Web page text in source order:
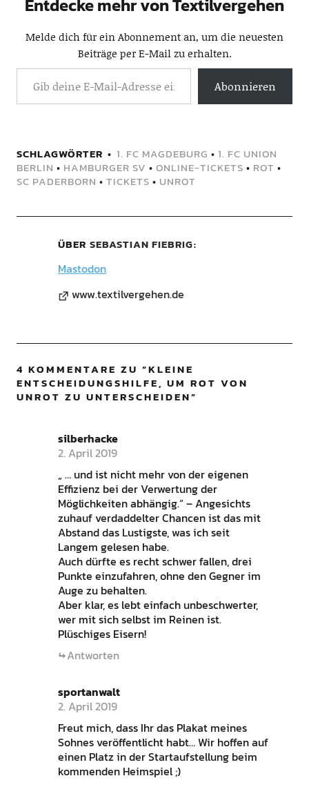
Entdecke mehr von Textilvergehen
Melde dich für ein Abonnement an, um die neuesten
Beiträge per E-Mail zu erhalten.
Abonnieren
SCHLAGWÖRTER 1. FC MAGDEBURG • 1. FC UNION
BERLIN • HAMBURGER SV • ONLINE-TICKETS • ROT •
SC PADERBORN • TICKETS • UNROT
ÜBER SEBASTIAN FIEBRIG
Mastodon
www.textilvergehen.de
4 KOMMENTARE ZU “KLEINE
ENTSCHEIDUNGSHILFE, UM ROT VON
UNROT ZU UNTERSCHEIDEN”
silberhacke
2. April 2019
„ … und ist nicht mehr von der eigenen
Effizienz bei der Verwertung der
Möglichkeiten abhängig.“ – Angesichts
zuhauf verdaddelter Chancen ist das mit
Abstand das Lustigste, was ich seit
Langem gelesen habe.
Auch dürfte es recht schwer fallen, drei
Punkte einzufahren, ohne den Gegner im
Auge zu behalten.
Aber klar, es lebt einfach unbeschwerter,
wer mit sich selbst im Reinen ist.
Plüschiges Eisern!
Antworten
sportanwalt
2. April 2019
Freut mich, dass Ihr das Plakat meines
Sohnes veröffentlicht habt… Wir hoffen auf
einen Platz in der Startaufstellung beim
kommenden Heimspiel ;)